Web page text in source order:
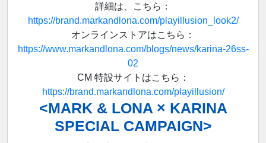
詳細は、こちら：
https://brand.markandlona.com/playillusion_look2/
オンラインストアはこちら：
https://www.markandlona.com/blogs/news/karina-26ss-
02
CM 特設サイトはこちら：
https://brand.markandlona.com/playillusion/
<MARK & LONA × KARINA
SPECIAL CAMPAIGN>